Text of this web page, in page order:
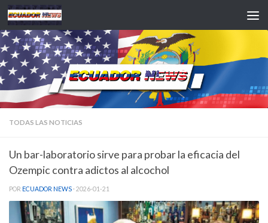
Saltar al contenido
TODAS LAS NOTICIAS
Un bar-laboratorio sirve para probar la eficacia del
Ozempic contra adictos al alcochol
POR ECUADOR NEWS · 2026-01-21